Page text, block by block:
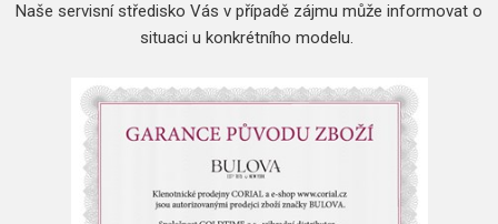
Naše servisní středisko Vás v případě zájmu může informovat o
situaci u konkrétního modelu.